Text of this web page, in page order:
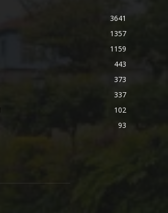
3641
1357
1159
443
373
337
102
93